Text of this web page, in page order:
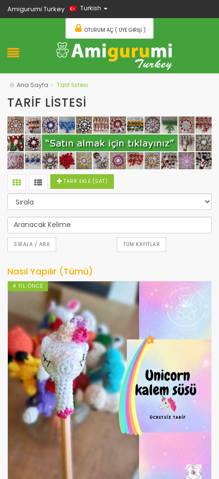
Amigurumi Turkey Turkish
OTURUM AÇ ( ÜYE GIRIŞI )
Ana Sayfa Tarif listesi
TARIF LISTESI
TARİF EKLE (SAT)
SIRALA / ARA TÜM KAYITLAR
Nasıl Yapılır (Tümü)
4 YIL ÖNCE